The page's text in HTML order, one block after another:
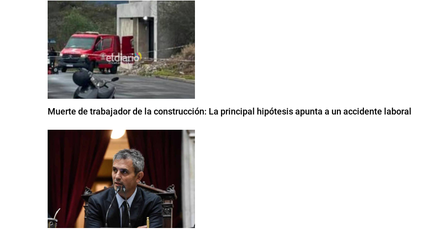
Muerte de trabajador de la construcción: La principal hipótesis apunta a un accidente laboral